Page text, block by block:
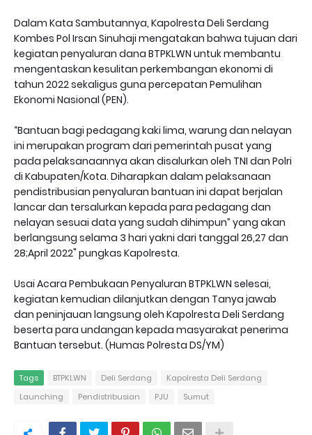
Dalam Kata Sambutannya, Kapolresta Deli Serdang
Kombes Pol Irsan Sinuhaji mengatakan bahwa tujuan dari
kegiatan penyaluran dana BTPKLWN untuk membantu
mengentaskan kesulitan perkembangan ekonomi di
tahun 2022 sekaligus guna percepatan Pemulihan
Ekonomi Nasional (PEN).
“Bantuan bagi pedagang kaki lima, warung dan nelayan
ini merupakan program dari pemerintah pusat yang
pada pelaksanaannya akan disalurkan oleh TNI dan Polri
di Kabupaten/Kota. Diharapkan dalam pelaksanaan
pendistribusian penyaluran bantuan ini dapat berjalan
lancar dan tersalurkan kepada para pedagang dan
nelayan sesuai data yang sudah dihimpun” yang akan
berlangsung selama 3 hari yakni dari tanggal 26,27 dan
28;April 2022" pungkas Kapolresta.
Usai Acara Pembukaan Penyaluran BTPKLWN selesai,
kegiatan kemudian dilanjutkan dengan Tanya jawab
dan peninjauan langsung oleh Kapolresta Deli Serdang
beserta para undangan kepada masyarakat penerima
Bantuan tersebut. (Humas Polresta DS/YM)
Tags BTPKLWN Deli Serdang
Kapolresta Deli Serdang
Launching
Pendistribusian PJU Sumut